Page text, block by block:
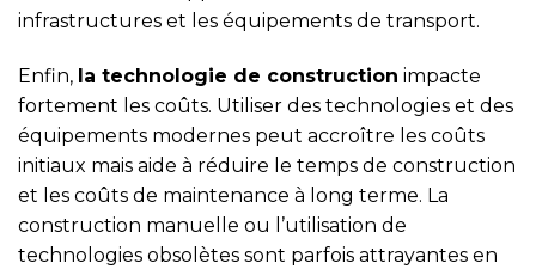
infrastructures et les équipements de transport.
Enfin, la technologie de construction impacte
fortement les coûts. Utiliser des technologies et des
équipements modernes peut accroître les coûts
initiaux mais aide à réduire le temps de construction
et les coûts de maintenance à long terme. La
construction manuelle ou l’utilisation de
technologies obsolètes sont parfois attrayantes en